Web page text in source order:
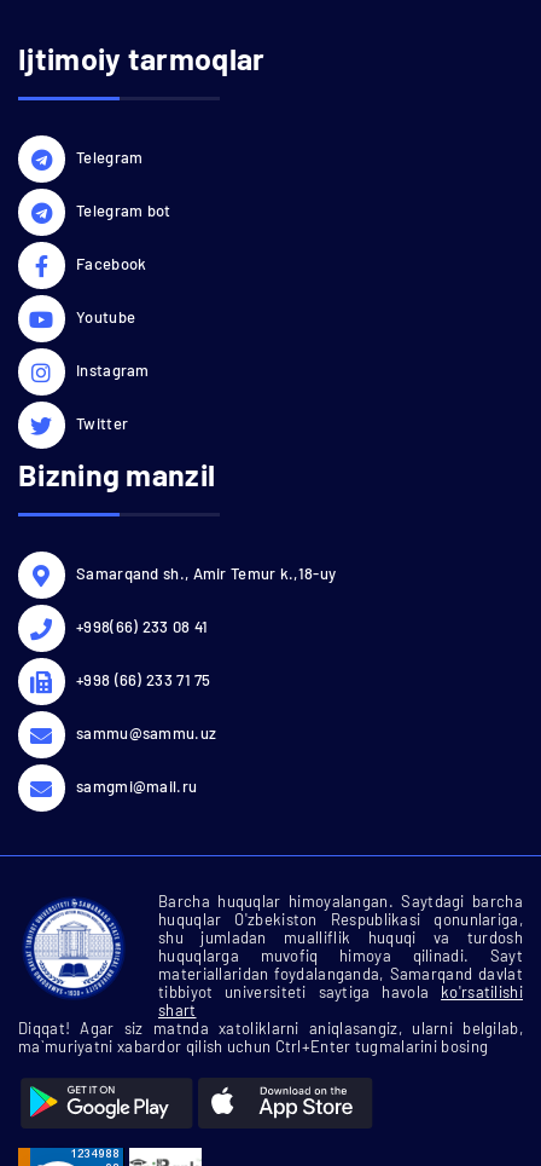
Ijtimoiy tarmoqlar
Telegram
Telegram bot
Facebook
Youtube
Instagram
Twitter
Bizning manzil
Samarqand sh., Amir Temur k.,18-uy
+998(66) 233 08 41
+998 (66) 233 71 75
sammu@sammu.uz
samgmi@mail.ru
Barcha huquqlar himoyalangan. Saytdagi barcha
huquqlar O'zbekiston Respublikasi qonunlariga,
shu jumladan mualliflik huquqi va turdosh
huquqlarga muvofiq himoya qilinadi. Sayt
materiallaridan foydalanganda, Samarqand davlat
tibbiyot universiteti saytiga havola ko'rsatilishi
shart
Diqqat! Agar siz matnda xatoliklarni aniqlasangiz, ularni belgilab,
ma`muriyatni xabardor qilish uchun Ctrl+Enter tugmalarini bosing